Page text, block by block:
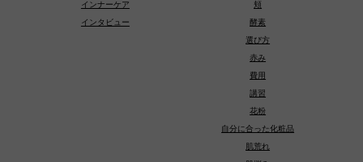
インナーケア
インタビュー
頬
酵素
選び方
赤み
費用
講習
花粉
自分に合った化粧品
肌荒れ